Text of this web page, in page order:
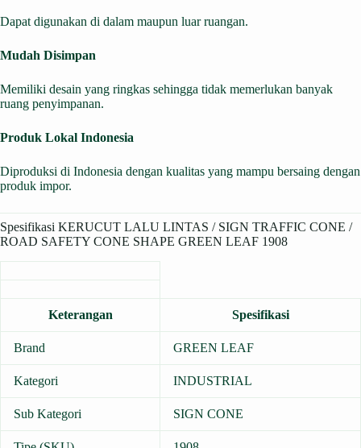
Dapat digunakan di dalam maupun luar ruangan.
Mudah Disimpan
Memiliki desain yang ringkas sehingga tidak memerlukan banyak
ruang penyimpanan.
Produk Lokal Indonesia
Diproduksi di Indonesia dengan kualitas yang mampu bersaing dengan
produk impor.
Spesifikasi KERUCUT LALU LINTAS / SIGN TRAFFIC CONE /
ROAD SAFETY CONE SHAPE GREEN LEAF 1908
Keterangan Spesifikasi
Brand GREEN LEAF
Kategori INDUSTRIAL
Sub Kategori SIGN CONE